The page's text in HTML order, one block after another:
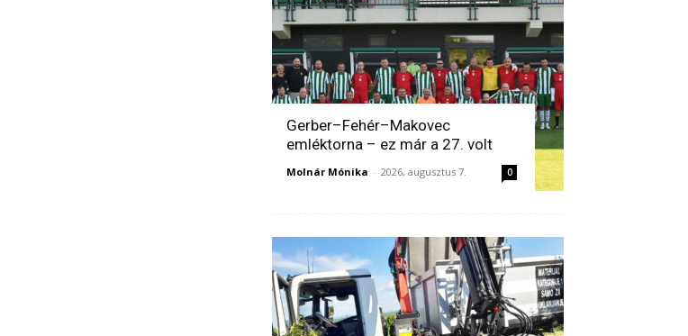
Gerber–Fehér–Makovec
emléktorna – ez már a 27. volt
Molnár Mónika - 2026, augusztus 7. 0